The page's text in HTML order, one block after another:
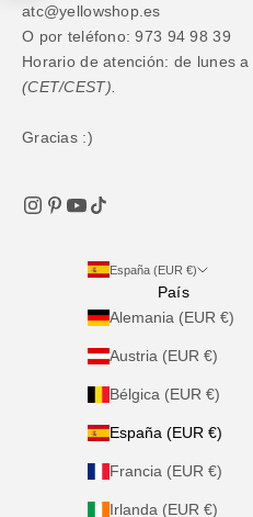
atc@yellowshop.es
O por teléfono: 973 94 98 39
Horario de atención: de lunes
(CET/CEST).
Gracias :)
España (EUR €)
País
Alemania (EUR €)
Austria (EUR €)
Bélgica (EUR €)
España (EUR €)
Francia (EUR €)
Irlanda (EUR €)